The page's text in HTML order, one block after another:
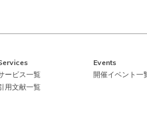
ービス一覧
用文献一覧
Events
開催イベント一